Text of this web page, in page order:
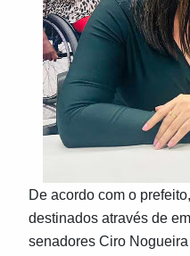
De acordo com o
destinados através de
senadores Ciro